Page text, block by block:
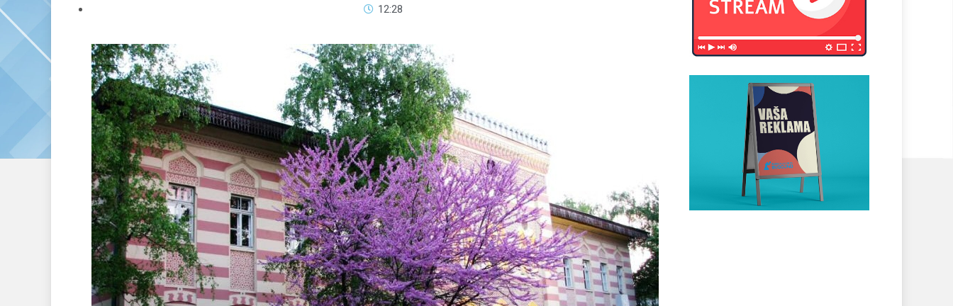
12:28